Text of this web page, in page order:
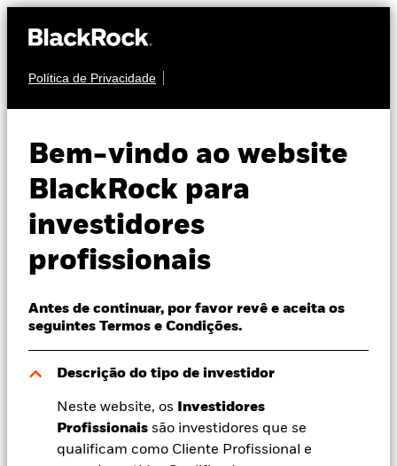
Política de Privacidade
Bem-vindo ao website
BlackRock para
investidores
profissionais
Antes de continuar, por favor revê e aceita os
seguintes Termos e Condições.
Descrição do tipo de investidor
Neste website, os
Investidores
Profissionais são investidores que se
qualificam como Cliente Profissional e
Perspectivas
Visão de mercado
Recursos
Profissionais
Portugal
Change location
BlackRock
Income Fund
NAV a 07 ago. 2026
EUR 18,21
EUR -0,05 (-0,27%)